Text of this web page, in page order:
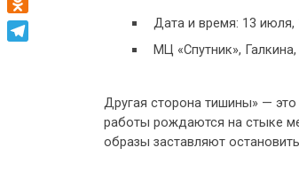
Дата и время: 13 июля,
МЦ «Спутник», Галкина,
Другая сторона тишины» —
работы рождаются на стыке
образы заставляют
Odnoklassniki